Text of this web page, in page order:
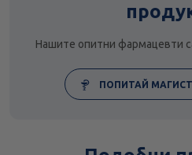
Нашите опитни фармацевти
ПОПИТАЙ